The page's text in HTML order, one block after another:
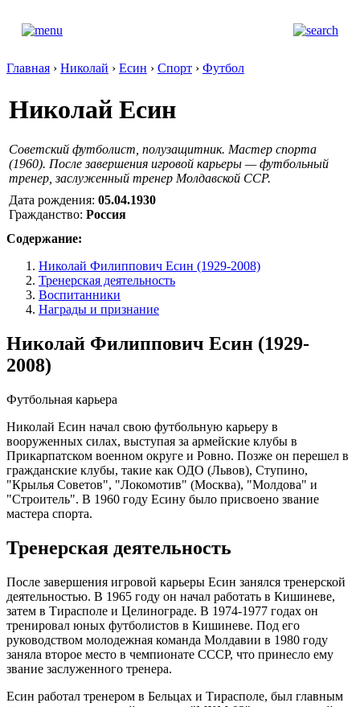
Главная › Николай › Есин › Спорт › Футбол
Николай Есин
Советский футболист, полузащитник. Мастер спорта
(1960). После завершения игровой карьеры — футбольный
тренер, заслуженный тренер Молдавской ССР.
Дата рождения: 05.04.1930
Гражданство: Россия
Содержание:
Николай Филиппович Есин (1929-2008)
Тренерская деятельность
Воспитанники
Награды и признание
Николай Филиппович Есин (1929-
2008)
Футбольная карьера
Николай Есин начал свою футбольную карьеру в
вооруженных силах, выступая за армейские клубы в
Прикарпатском военном округе и Ровно. Позже он перешел в
гражданские клубы, такие как ОДО (Львов), Ступино,
"Крылья Советов", "Локомотив" (Москва), "Молдова" и
"Строитель". В 1960 году Есину было присвоено звание
мастера спорта.
Тренерская деятельность
После завершения игровой карьеры Есин занялся тренерской
деятельностью. В 1965 году он начал работать в Кишиневе,
затем в Тирасполе и Целинограде. В 1974-1977 годах он
тренировал юных футболистов в Кишиневе. Под его
руководством молодежная команда Молдавии в 1980 году
заняла второе место в чемпионате СССР, что принесло ему
звание заслуженного тренера.
Есин работал тренером в Бельцах и Тирасполе, был главным